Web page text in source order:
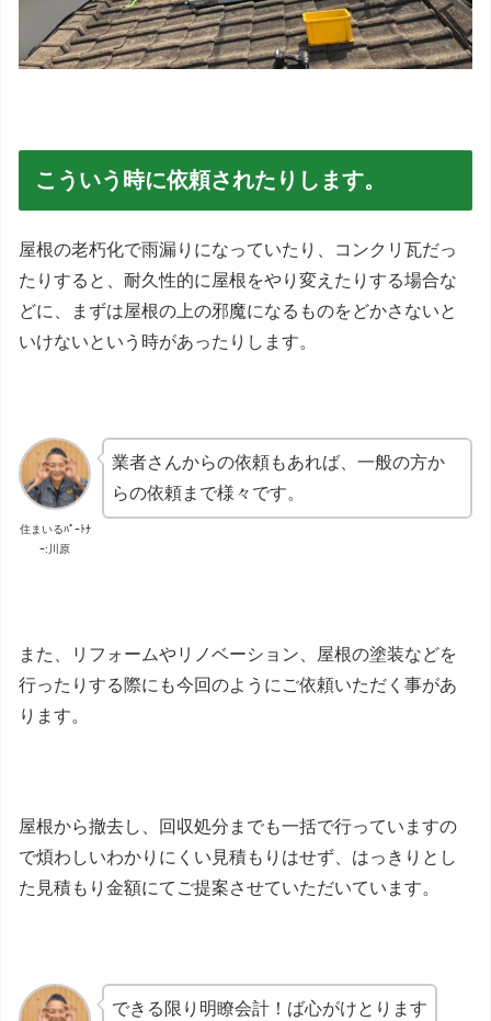
こういう時に依頼されたりします。
屋根の老朽化で雨漏りになっていたり、コンクリ瓦だっ
たりすると、耐久性的に屋根をやり変えたりする場合な
どに、まずは屋根の上の邪魔になるものをどかさないと
いけないという時があったりします。
住まいるﾊﾟｰﾄﾅ
ｰ:川原
業者さんからの依頼もあれば、一般の方か
らの依頼まで様々です。
また、リフォームやリノベーション、屋根の塗装などを
行ったりする際にも今回のようにご依頼いただく事があ
ります。
屋根から撤去し、回収処分までも一括で行っていますの
で煩わしいわかりにくい見積もりはせず、はっきりとし
た見積もり金額にてご提案させていただいています。
できる限り明瞭会計！ば心がけとります